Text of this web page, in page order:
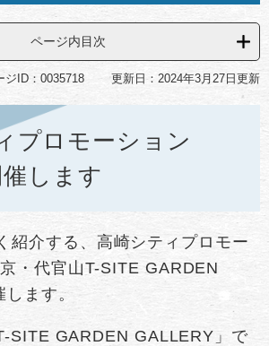
ページ内目次
ジID：0035718 更新日：2024年3月27日更新
プロモーション
します
紹介する、高崎シティプロモー
・代官山T-SITE GARDEN
ます。
SITE GARDEN GALLERY」で